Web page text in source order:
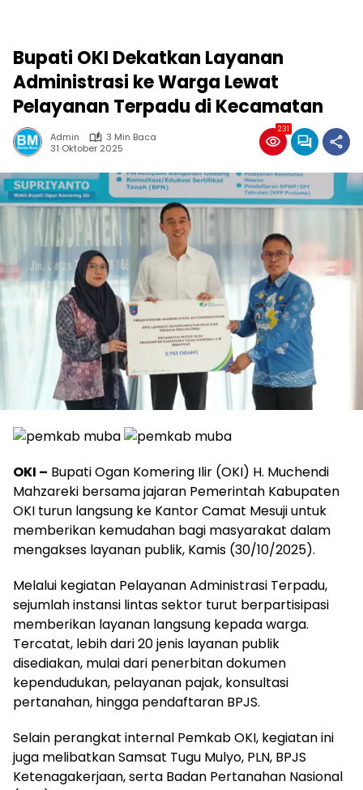
Bupati OKI Dekatkan Layanan
Administrasi ke Warga Lewat
Pelayanan Terpadu di Kecamatan
Admin
3 Min Baca
31 Oktober 2025
231
OKI – Bupati Ogan Komering Ilir (OKI) H. Muchendi
Mahzareki bersama jajaran Pemerintah Kabupaten
OKI turun langsung ke Kantor Camat Mesuji untuk
memberikan kemudahan bagi masyarakat dalam
mengakses layanan publik, Kamis (30/10/2025).
Melalui kegiatan Pelayanan Administrasi Terpadu,
sejumlah instansi lintas sektor turut berpartisipasi
memberikan layanan langsung kepada warga.
Tercatat, lebih dari 20 jenis layanan publik
disediakan, mulai dari penerbitan dokumen
kependudukan, pelayanan pajak, konsultasi
pertanahan, hingga pendaftaran BPJS.
Selain perangkat internal Pemkab OKI, kegiatan ini
juga melibatkan Samsat Tugu Mulyo, PLN, BPJS
Ketenagakerjaan, serta Badan Pertanahan Nasional